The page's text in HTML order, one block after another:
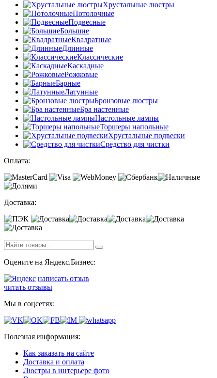
Хрустальные люстры
Потолочные
Подвесные
Большие
Квадратные
Длинные
Классические
Каскадные
Рожковые
Барные
Латунные
Бронзовые люстры
Бра настенные
Настольные лампы
Торшеры напольные
Хрустальные подвески
Средство для чистки
Оплата:
Доставка:
Оцените на Яндекс.Бизнес:
написать отзыв
читать отзывы
Мы в соцсетях:
Полезная информация:
Как заказать на сайте
Доставка и оплата
Люстры в интерьере фото